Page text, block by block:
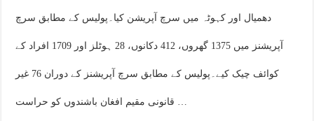
دھمیال اور کہوٹہ میں سرچ آپریشن کیا۔پولیس کے مطابق سرچ
آپریشنز میں 1375 گھروں، 412 دکانوں، 28 ہوٹلز اور 1709 افراد کے
کوائف چیک کیے۔پولیس کے مطابق سرچ آپریشنز کے دوران 76 غیر
قانونی مقیم افغان باشندوں کو حراست …